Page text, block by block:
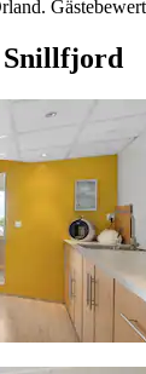
Snillfjord